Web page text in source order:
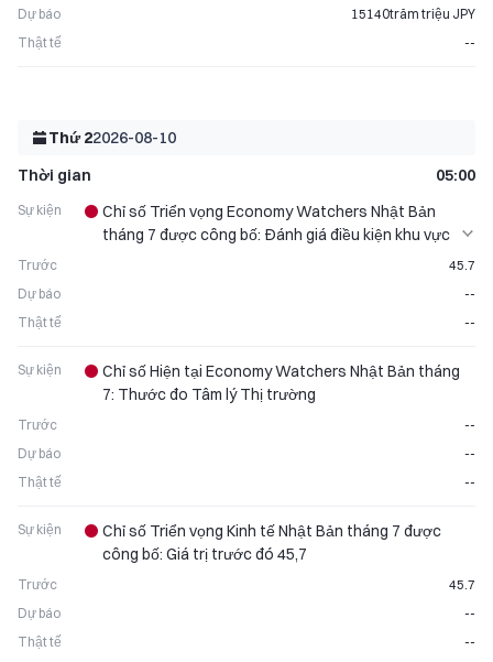
Dự báo
15140trăm triệu JPY
Thật tế
--
Thứ 22026-08-10
Thời gian
05:00
Sự kiện
Chỉ số Triển vọng Economy Watchers Nhật Bản
tháng 7 được công bố: Đánh giá điều kiện khu vực
Trước
45.7
Dự báo
--
Thật tế
--
Sự kiện
Chỉ số Hiện tại Economy Watchers Nhật Bản tháng
7: Thước đo Tâm lý Thị trường
Trước
--
Dự báo
--
Thật tế
--
Sự kiện
Chỉ số Triển vọng Kinh tế Nhật Bản tháng 7 được
công bố: Giá trị trước đó 45,7
Trước
45.7
Dự báo
--
Thật tế
--